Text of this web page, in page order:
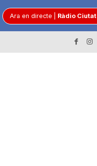
Ara en directe Ràdio